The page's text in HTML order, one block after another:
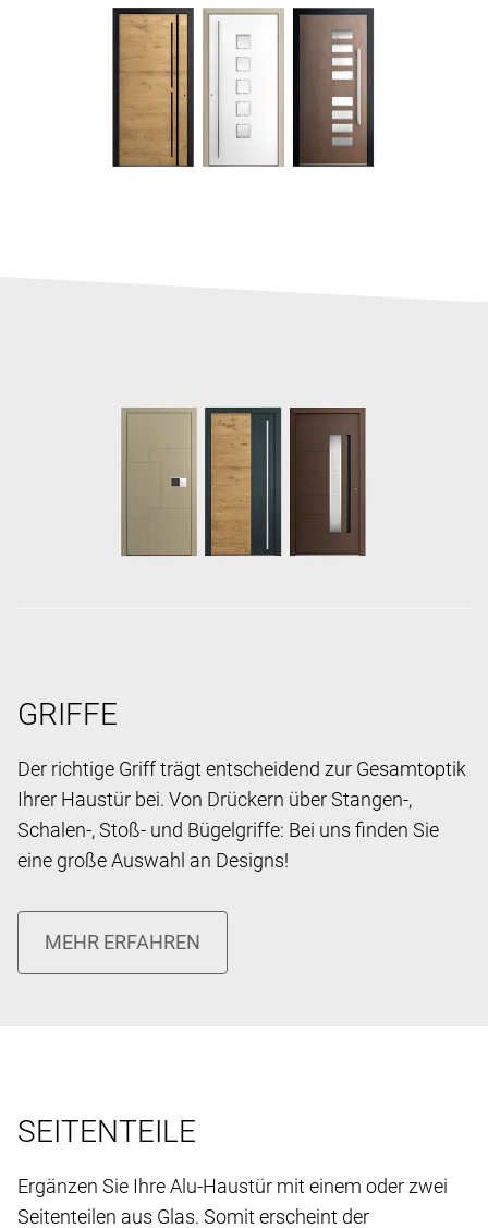
GRIFFE
Der richtige Griff trägt entscheidend zur Gesamtoptik
Ihrer Haustür bei. Von Drückern über Stangen-,
Schalen-, Stoß- und Bügelgriffe: Bei uns finden Sie
eine große Auswahl an Designs!
SEITENTEILE
Ergänzen Sie Ihre Alu-Haustür mit einem oder zwei
Seitenteilen aus Glas. Somit erscheint der